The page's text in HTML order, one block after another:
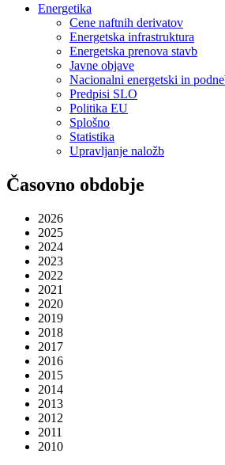
Energetika
Cene naftnih derivatov
Energetska infrastruktura
Energetska prenova stavb
Javne objave
Nacionalni energetski in
Predpisi SLO
Politika EU
Splošno
Statistika
Upravljanje naložb
Časovno obdobje
2026
2025
2024
2023
2022
2021
2020
2019
2018
2017
2016
2015
2014
2013
2012
2011
2010